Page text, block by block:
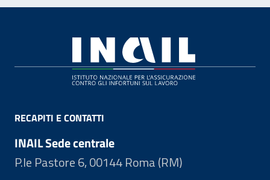
RECAPITI E CONTATTI
INAIL Sede centrale
P.le Pastore 6, 00144 Roma (RM)